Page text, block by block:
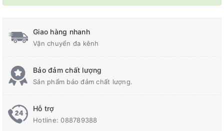
Giao hàng nhanh
Vận chuyển đa kênh
Bảo đảm chất lượng
Sản phẩm bảo đảm chất lượng.
Hỗ trợ
Hotline:088789388